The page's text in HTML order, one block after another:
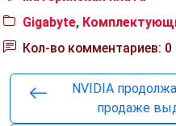
Gigabyte,
Кол-во комментариев: 0
NVIDIA
продаже